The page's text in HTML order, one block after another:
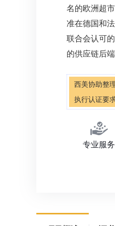
名的欧洲超
准在德国和
联合会认可
的供应链后
西美协助整
执行认证要
专业服务